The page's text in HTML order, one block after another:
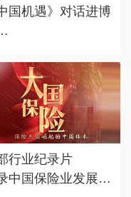
国机遇》对话进博
行业纪录片
中国保险业发展历